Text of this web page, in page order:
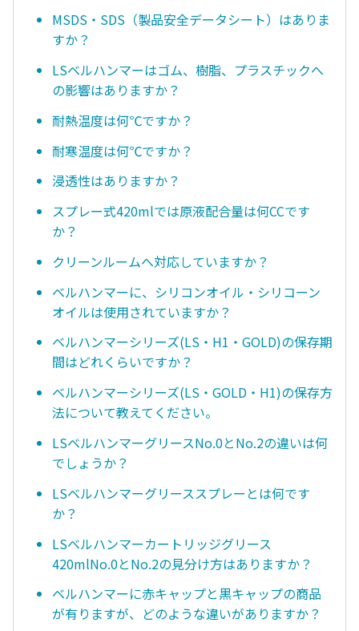
MSDS・SDS（製品安全データシート）はありま
すか？
LSベルハンマーはゴム、樹脂、プラスチックへ
の影響はありますか？
耐熱温度は何℃ですか？
耐寒温度は何℃ですか？
浸透性はありますか？
スプレー式420mlでは原液配合量は何CCです
か？
クリーンルームへ対応していますか？
ベルハンマーに、シリコンオイル・シリコーン
オイルは使用されていますか？
ベルハンマーシリーズ(LS・H1・GOLD)の保存期
間はどれくらいですか？
ベルハンマーシリーズ(LS・GOLD・H1)の保存方
法について教えてください。
LSベルハンマーグリースNo.0とNo.2の違いは何
でしょうか？
LSベルハンマーグリーススプレーとは何です
か？
LSベルハンマーカートリッジグリース
420mlNo.0とNo.2の見分け方はありますか？
ベルハンマーに赤キャップと黒キャップの商品
が有りますが、どのような違いがありますか？